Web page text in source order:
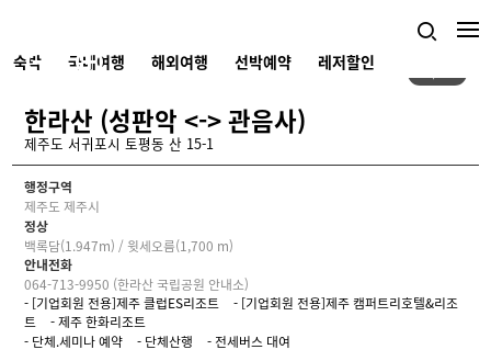
숙박 국내여행 해외여행 선박예약 레저할인
한라산 (성판악 <-> 관음사)
제주도 서귀포시 토평동 산 15-1
행정구역
제주도 제주시
정상
백록담(1.947m) / 윗세오름(1,700 m)
안내전화
064-713-9950 (한라산 국립공원 안내소)
- [기업회원 전용]제주 클럽ES리조트
- [기업회원 전용]제주 캠퍼트리호텔&리조
트
- 제주 한화리조트
- 단체.세미나 예약
- 단체산행 - 전세버스 대여